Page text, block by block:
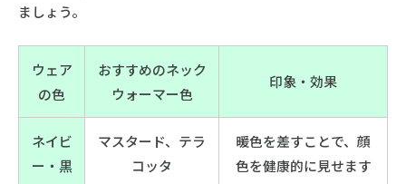
ましょう。
ウェア
の色
おすすめのネック
ウォーマー色
印象・効果
ネイビ
ー・黒
マスタード、テラ
コッタ
暖色を差すことで、顔
色を健康的に見せます